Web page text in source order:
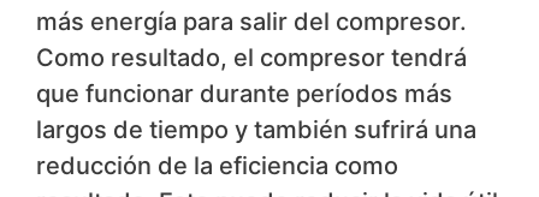
más energía para salir del compresor.
Como resultado, el compresor tendrá
que funcionar durante períodos más
largos de tiempo y también sufrirá una
reducción de la eficiencia como